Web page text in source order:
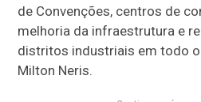
de Convenções, centros de
melhoria da infraestrutura e
distritos industriais em todo o
Milton Neris.